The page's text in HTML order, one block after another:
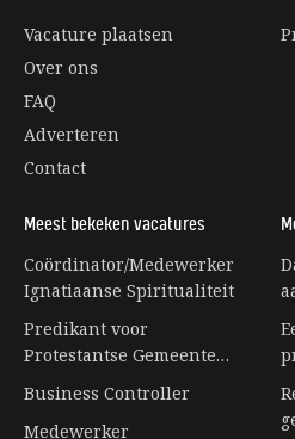
Vacature plaatsen
Over ons
FAQ
Adverteren
Contact
Meest bekeken vacatures
Coördinator/Medewerker
Ignatiaanse Spiritualiteit
Predikant voor
Protestantse Gemeente
Eerbeek
Business Controller
Medewerker